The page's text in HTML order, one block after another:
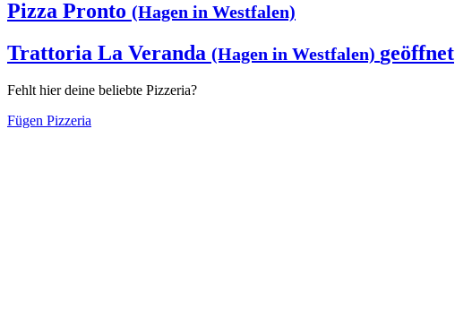
Pizza Pronto (Hagen in Westfalen)
Trattoria La Veranda (Hagen in Westfalen) geöffnet
Fehlt hier deine beliebte Pizzeria?
Fügen Pizzeria